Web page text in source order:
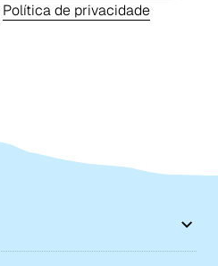
Política de privacidade